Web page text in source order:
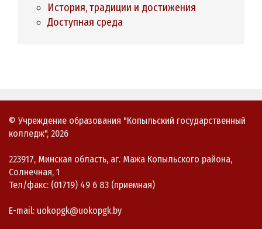
История, традиции и достижения
Доступная среда
© Учреждение образования "Копыльский государственный
колледж", 2026
223917, Минская область, аг. Мажа Копыльского района,
Солнечная, 1
Тел/факс: (01719) 49 6 83 (приемная)
E-mail: uokopgk@uokopgk.by